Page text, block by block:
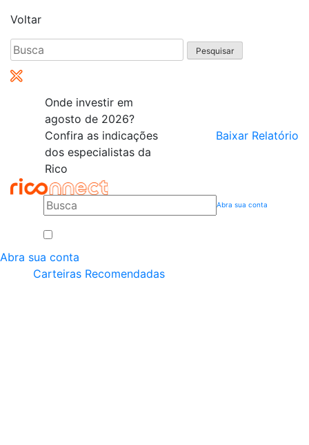
Voltar
Pesquisar
por:
Onde investir em
agosto de 2026?
Confira as indicações
dos especialistas da
Rico
Baixar Relatório
Abra sua conta
Abra sua conta
Carteiras Recomendadas